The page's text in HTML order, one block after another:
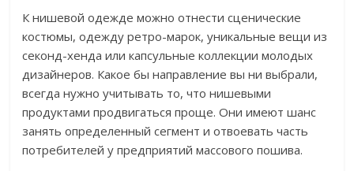
К нишевой одежде можно отнести сценические
костюмы, одежду ретро-марок, уникальные вещи из
секонд-хенда или капсульные коллекции молодых
дизайнеров. Какое бы направление вы ни выбрали,
всегда нужно учитывать то, что нишевыми
продуктами продвигаться проще. Они имеют шанс
занять определенный сегмент и отвоевать часть
потребителей у предприятий массового пошива.